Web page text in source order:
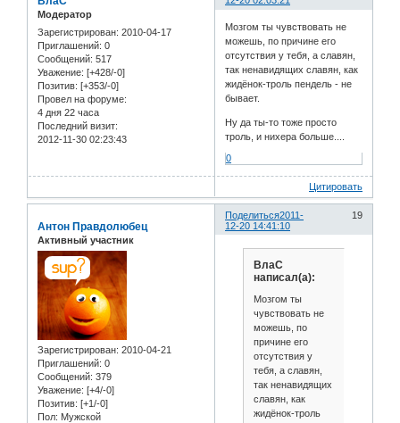
Модератор
Зарегистрирован: 2010-04-17
Приглашений: 0
Сообщений: 517
Уважение: [+428/-0]
Позитив: [+353/-0]
Провел на форуме:
4 дня 22 часа
Последний визит:
2012-11-30 02:23:43
Мозгом ты чувствовать не
можешь, по причине его
отсутствия у тебя, а славян,
так ненавидящих славян, как
жидёнок-троль пендель - не
бывает.
Ну да ты-то тоже просто
троль, и нихера больше....
0
Цитировать
Поделиться 19
2011-
12-20 14:41:10
Антон Правдолюбец
Активный участник
Зарегистрирован: 2010-04-21
Приглашений: 0
Сообщений: 379
Уважение: [+4/-0]
Позитив: [+1/-0]
Пол: Мужской
ВлаС
написал(а):
Мозгом ты
чувствовать не
можешь, по
причине его
отсутствия у
тебя, а славян,
так ненавидящих
славян, как
жидёнок-троль